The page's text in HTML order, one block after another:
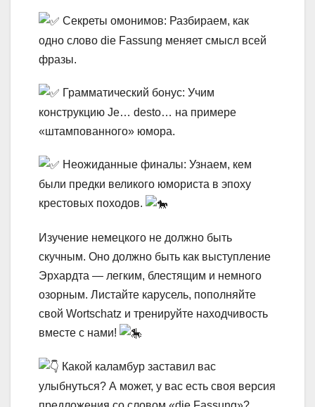
Секреты омонимов: Разбираем, как
одно слово die Fassung меняет смысл всей
фразы.
Грамматический бонус: Учим
конструкцию Je… desto… на примере
«штампованного» юмора.
Неожиданные финалы: Узнаем, кем
были предки великого юмориста в эпоху
крестовых походов.
Изучение немецкого не должно быть
скучным. Оно должно быть как выступление
Эрхардта — легким, блестящим и немного
озорным. Листайте карусель, пополняйте
свой Wortschatz и тренируйте находчивость
вместе с нами!
Какой каламбур заставил вас
улыбнуться? А может, у вас есть своя версия